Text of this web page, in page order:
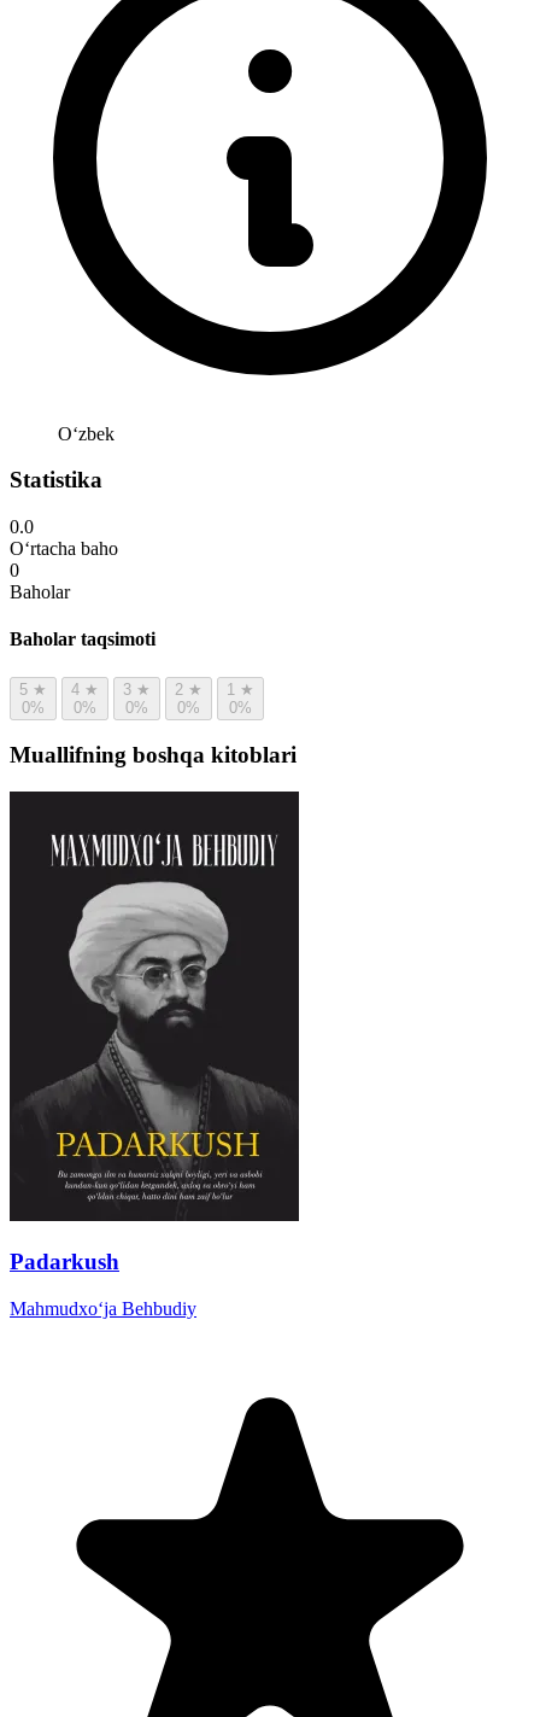
Oʻzbek
Statistika
0.0
O‘rtacha baho
0
Baholar
Baholar taqsimoti
5 ★
0%
4 ★
0%
3 ★
0%
2 ★
0%
1 ★
0%
Muallifning boshqa kitoblari
Padarkush
Mahmudxo‘ja Behbudiy